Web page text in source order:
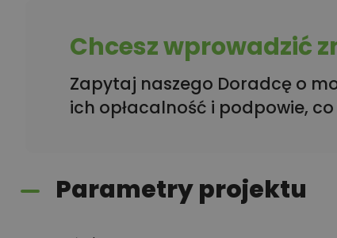
Chcesz wprowadzić
Zapytaj naszego Doradcę o
ich opłacalność i podpowie,
Parametry projektu